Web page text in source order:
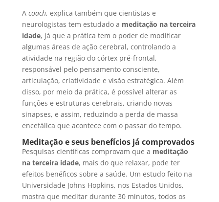
A coach, explica também que cientistas e
neurologistas tem estudado a meditação na terceira
idade, já que a prática tem o poder de modificar
algumas áreas de ação cerebral, controlando a
atividade na região do córtex pré-frontal,
responsável pelo pensamento consciente,
articulação, criatividade e visão estratégica. Além
disso, por meio da prática, é possível alterar as
funções e estruturas cerebrais, criando novas
sinapses, e assim, reduzindo a perda de massa
encefálica que acontece com o passar do tempo.
Meditação e seus benefícios já comprovados
Pesquisas científicas comprovam que a meditação
na terceira idade, mais do que relaxar, pode ter
efeitos benéficos sobre a saúde. Um estudo feito na
Universidade Johns Hopkins, nos Estados Unidos,
mostra que meditar durante 30 minutos, todos os